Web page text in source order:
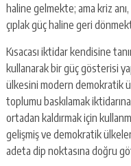
haline gelmekte; ama kriz
çıplak güç haline geri
Kısacası iktidar kendisine
kullanarak bir güç gösterisi
ülkesini modern demokratik
toplumu baskılamak
ortadan kaldırmak için
gelişmiş ve demokratik ülkeler
adeta dip noktasına doğru